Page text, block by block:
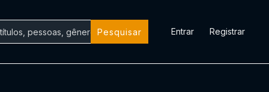
Pesquisar Entrar Registrar